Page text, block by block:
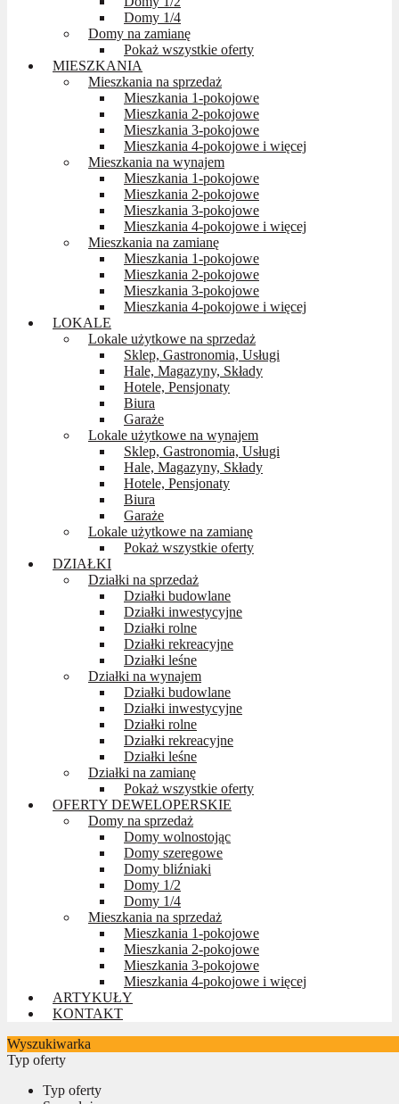
Domy 1/4
Domy na zamianę
Pokaż wszystkie oferty
MIESZKANIA
Mieszkania na sprzedaż
Mieszkania 1-pokojowe
Mieszkania 2-pokojowe
Mieszkania 3-pokojowe
Mieszkania 4-pokojowe i więcej
Mieszkania na wynajem
Mieszkania 1-pokojowe
Mieszkania 2-pokojowe
Mieszkania 3-pokojowe
Mieszkania 4-pokojowe i więcej
Mieszkania na zamianę
Mieszkania 1-pokojowe
Mieszkania 2-pokojowe
Mieszkania 3-pokojowe
Mieszkania 4-pokojowe i więcej
LOKALE
Lokale użytkowe na sprzedaż
Sklep, Gastronomia, Usługi
Hale, Magazyny, Składy
Hotele, Pensjonaty
Biura
Garaże
Lokale użytkowe na wynajem
Sklep, Gastronomia, Usługi
Hale, Magazyny, Składy
Hotele, Pensjonaty
Biura
Garaże
Lokale użytkowe na zamianę
Pokaż wszystkie oferty
DZIAŁKI
Działki na sprzedaż
Działki budowlane
Działki inwestycyjne
Działki rolne
Działki rekreacyjne
Działki leśne
Działki na wynajem
Działki budowlane
Działki inwestycyjne
Działki rolne
Działki rekreacyjne
Działki leśne
Działki na zamianę
Pokaż wszystkie oferty
OFERTY DEWELOPERSKIE
Domy na sprzedaż
Domy wolnostojąc
Domy szeregowe
Domy bliźniaki
Domy 1/2
Domy 1/4
Mieszkania na sprzedaż
Mieszkania 1-pokojowe
Mieszkania 2-pokojowe
Mieszkania 3-pokojowe
Mieszkania 4-pokojowe i więcej
ARTYKUŁY
KONTAKT
Wyszukiwarka
Typ oferty
Typ oferty